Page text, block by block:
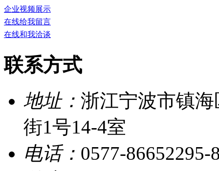
企业视频展示
在线给我留言
在线和我洽谈
联系方式
地址： 浙江宁波市镇
街1号14-4室
电话： 0577-86652295-